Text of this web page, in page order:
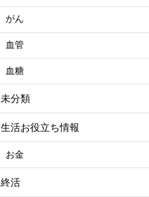
がん
血管
血糖
未分類
生活お役立ち情報
お金
終活